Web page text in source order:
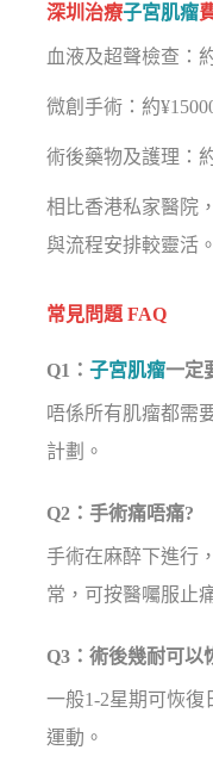
深圳治療子宮肌瘤
血液及超聲檢查：
微創手術：約
術後藥物及護理：
相比香港私家醫院
與流程安排較靈活。
常見問題 FAQ
Q1：子宮肌瘤一定
唔係所有肌瘤都需
計劃。
Q2：手術痛唔痛?
手術在麻醉下進行
常，可按醫囑服止
Q3：術後幾耐可以
一般1-2星期可恢復
運動。